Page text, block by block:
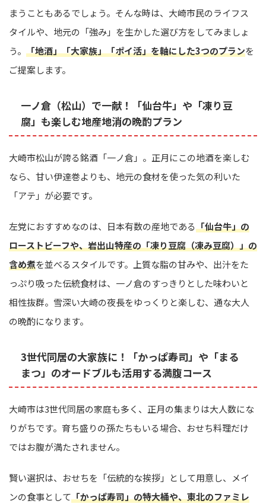
まうこともあるでしょう。そんな時は、大崎市民のライフス
タイルや、地元の「強み」を生かした選び方をしてみましょ
う。 「地酒」「大家族」「ポイ活」を軸にした3つのプランを
ご提案します。
一ノ倉（松山）で一献！「仙台牛」や「凍り豆
腐」も楽しむ地産地消の晩酌プラン
大崎市松山が誇る銘酒「一ノ倉」。正月にこの地酒を楽しむ
なら、甘い伊達巻よりも、地元の食材を使った気の利いた
「アテ」が必要です。
左党におすすめなのは、日本有数の産地である「仙台牛」の
ローストビーフや、岩出山特産の「凍り豆腐（凍み豆腐）」の
含め煮を並べるスタイルです。上質な脂の甘みや、出汁をた
っぷり吸った伝統食材は、一ノ倉のすっきりとした味わいと
相性抜群。雪深い大崎の夜長をゆっくりと楽しむ、通な大人
の晩酌になります。
3世代同居の大家族に！「かっぱ寿司」や「まる
まつ」のオードブルも活用する満腹コース
大崎市は3世代同居の家庭も多く、正月の集まりは大人数にな
りがちです。育ち盛りの孫たちもいる場合、おせち料理だけ
ではお腹が満たされません。
賢い選択は、おせちを「伝統的な挨拶」として用意し、メイ
ンの食事として「かっぱ寿司」の特大桶や、東北のファミレ